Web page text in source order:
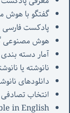
گفتگو با هوش
پادکست
هوش مصنوعی
آمار دسته
نانوشته یا
دانلودهای
انتخاب
in English